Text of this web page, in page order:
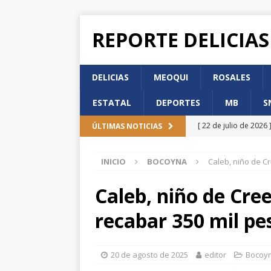
REPORTE DELICIAS
DELICIAS MEOQUI ROSALES
ESTATAL DEPORTES MB
ÚLTIMAS NOTICIAS [ 22 de julio de 2026 ]
[ 22 de julio de 2026
DELICIAS
DELICIAS
INICIO BOCOYNA Caleb, niño de
Caleb, niño de
recabar 350 mil
20 de agosto de 2025 editor